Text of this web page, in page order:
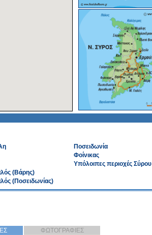
(Βάρης)
(Ποσειδωνίας)
Ποσειδωνία
Φοίνικας
Υπόλοιπες περιοχές Σύρου
ΦΩΤΟΓΡΑΦΙΕΣ